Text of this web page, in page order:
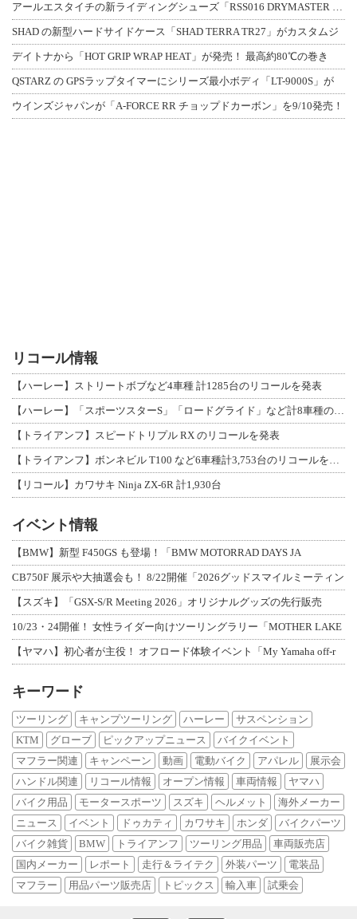
SHAD の新型ハードサイドケース「SHAD TERRA TR27」がカスタムジ
デイトナから「HOT GRIP WRAP HEAT」が発売！ 最高約80℃の巻き
QSTARZ の GPSラップタイマーにシリーズ最小ボディ「LT-9000S」が
ウインズジャパンが「A-FORCE RR チョップドカーボン」を9/10発売！
リコール情報
【ハーレー】ストリートボブなど4車種 計1285台のリコールを発表
【トライアンフ】スピードトリプル RX のリコールを発表
【リコール】カワサキ Ninja ZX-6R 計1,930台
イベント情報
【BMW】新型 F450GS も登場！「BMW MOTORRAD DAYS JA
CB750F 展示や大抽選会も！ 8/22開催「2026グッドスマイルミーティン
【スズキ】「GSX-S/R Meeting 2026」オリジナルグッズの先行販売
10/23・24開催！ 女性ライダー向けツーリングラリー「MOTHER LAKE
【ヤマハ】初心者が主役！ オフロード体験イベント「My Yamaha off-r
キーワード
ツーリング キャンプツーリング ハーレー
サスペンション
KTM
グローブ ピックアップニュース
バイクイベント
マフラー関連
キャンペーン 動画 電動バイク アパレル
展示会
ハンドル関連
リコール情報 オープン情報 車両情報
ヤマハ
バイク用品
モータースポーツ スズキ ヘルメット
海外メーカー
ニュース
イベント ドゥカティ カワサキ ホンダ
バイクパーツ
バイク雑貨
BMW トライアンフ ツーリング用品
車両販売店
国内メーカー
レポート 走行＆ライテク 外装パーツ
電装品
マフラー
用品パーツ販売店 トピックス 輸入車 試乗会